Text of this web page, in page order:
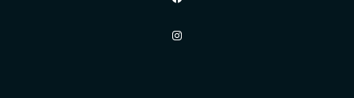
Instagram